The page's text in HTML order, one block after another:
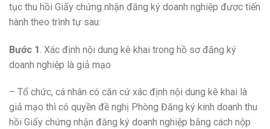
tục thu hồi Giấy chứng nhận đăng ký doanh nghiệp được tiến
hành theo trình tự sau:
Bước 1 . Xác định nội dung kê khai trong hồ sơ đăng ký
doanh nghiệp là giả mạo
– Tổ chức, cá nhân có căn cứ xác định nội dung kê khai là
giả mạo thì có quyền đề nghị Phòng Đăng ký kinh doanh thu
hồi Giấy chứng nhận đăng ký doanh nghiệp bằng cách nộp